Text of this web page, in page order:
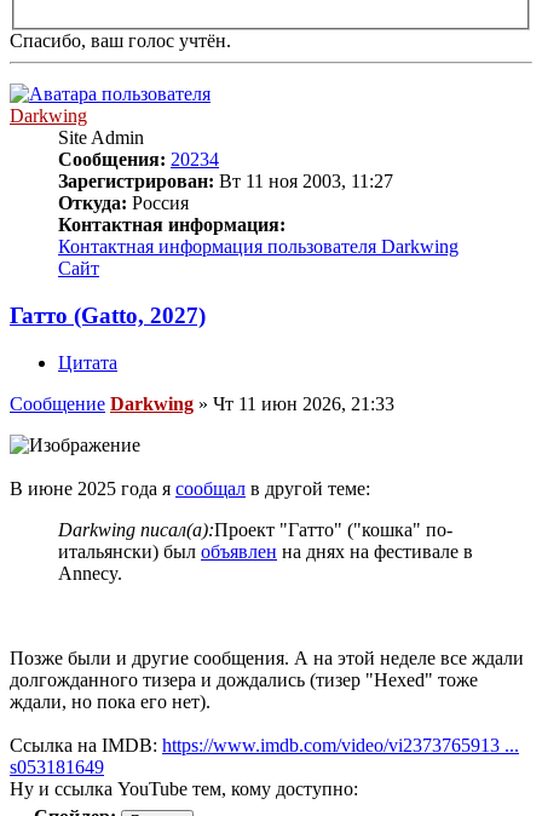
Спасибо, ваш голос учтён.
Darkwing
Site Admin
Сообщения: 20234
Зарегистрирован: Вт 11 ноя 2003, 11:27
Откуда: Россия
Контактная информация:
Контактная информация пользователя Darkwing
Сайт
Гатто (Gatto, 2027)
Цитата
Сообщение Darkwing » Чт 11 июн 2026, 21:33
В июне 2025 года я сообщал в другой теме:
Darkwing писал(а):Проект "Гатто" ("кошка" по-
итальянски) был объявлен на днях на фестивале в
Annecy.
Позже были и другие сообщения. А на этой неделе все ждали
долгожданного тизера и дождались (тизер "Hexed" тоже
ждали, но пока его нет).
Ссылка на IMDB: https://www.imdb.com/video/vi2373765913 ...
s053181649
Ну и ссылка YouTube тем, кому доступно: